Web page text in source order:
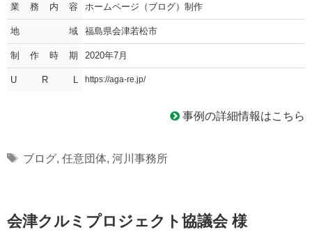
業務内容 ホームページ（ブログ）制作
地域 福島県会津若松市
制作時期 2020年7月
U R L https://aga-re.jp/
事例の詳細情報はこちら
Tags
ブログ, 任意団体, 河川事務所
会津クルミプロジェクト協議会 様